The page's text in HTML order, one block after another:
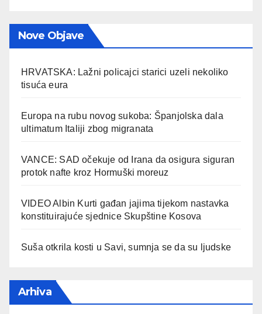
Nove Objave
HRVATSKA: Lažni policajci starici uzeli nekoliko
tisuća eura
Europa na rubu novog sukoba: Španjolska dala
ultimatum Italiji zbog migranata
VANCE: SAD očekuje od Irana da osigura siguran
protok nafte kroz Hormuški moreuz
VIDEO Albin Kurti gađan jajima tijekom nastavka
konstituirajuće sjednice Skupštine Kosova
Suša otkrila kosti u Savi, sumnja se da su ljudske
Arhiva